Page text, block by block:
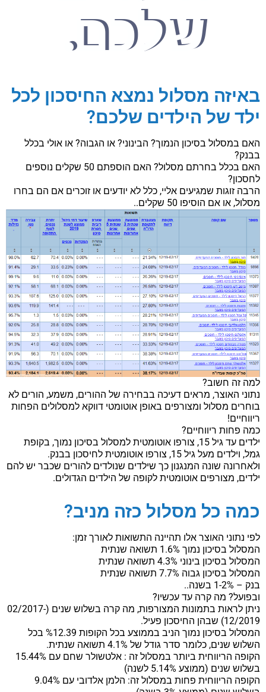
שלכם.
באיזה מסלול נמצא החיסכון לכל
ילד של הילדים שלכם?
האם במסלול בסיכון הנמוך? הבינוני? או הגבוה? או אולי בכלל
בבנק?
האם בכלל בחרתם מסלול? האם הוספתם 50 שקלים נוספים
לחסכון?
הרבה זוגות שמגיעים אליי, כלל לא יודעים או זוכרים אם הם בחרו
מסלול, או אם הוסיפו 50 שקלים..
למה זה חשוב?
נתוני האוצר, מראים דעיכה בבחירה של ההורים, משמע, הורים לא
בוחרים מסלול ומצורפים באופן אוטומטי דווקא למסלולים הפחות
ריווחיים!
כמה פחות ריווחיים?
ילדים עד גיל 15, צורפו אוטומטית למסלול בסיכון נמוך, בקופת
גמל, וילדים מעל גיל 15, צורפו אוטומטית לחיסכון בבנק.
ולאחרונה שונה המנגנון כך שילדים שנולדים להורים שכבר יש להם
ילדים, מצורפים אוטומטית לקופה של הילדים הגדולים.
כמה כל מסלול כזה מניב?
לפי נתוני האוצר אלו תהיינה התשואות לאורך זמן:
המסלול בסיכון נמוך 1.6% תשואה שנתית
המסלול בסיכון בינוני 4.3% תשואה שנתית
המסלול בסיכון גבוה 7.7% תשואה שנתית
בנק – 1-2% בשנה..
ובפועל? מה קרה עד עכשיו?
ניתן לראות בתמונות המצורפות, מה קרה בשלוש שנים (02/2017-
12/2019) שבהן החיסכון פעיל.
המסלול בסיכון נמוך הניב בממוצע בכל הקופות %12.39 בכל
השלוש שנים, כלומר סדר גודל של 4.1% תשואה שנתית.
הקופה הריווחית ביותר במסלול זה : אלטשולר שחם עם 15.44%
בשלוש שנים (ממוצע 5.14% לשנה)
הקופה הריווחית פחות במסלול זה: הלמן אלדובי עם 9.04%